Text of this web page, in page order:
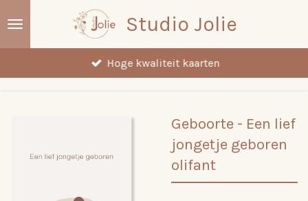
Studio Jolie
Hoge kwaliteit kaarten
Geboorte - Een lief
jongetje geboren
olifant